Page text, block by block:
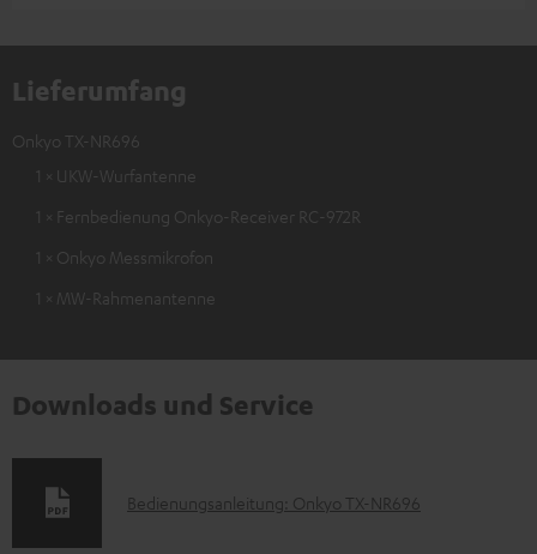
Lieferumfang
Onkyo TX-NR696
1 × UKW-Wurfantenne
1 × Fernbedienung Onkyo-Receiver RC-972R
1 × Onkyo Messmikrofon
1 × MW-Rahmenantenne
Downloads und Service
D
Bedienungsanleitung: Onkyo TX-NR696